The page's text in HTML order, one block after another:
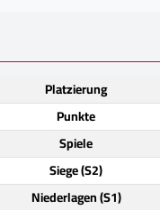
Platzierung
Punkte
Spiele
Siege (S2)
Niederlagen (S1)